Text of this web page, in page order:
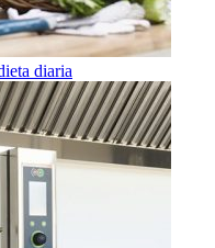
diaria